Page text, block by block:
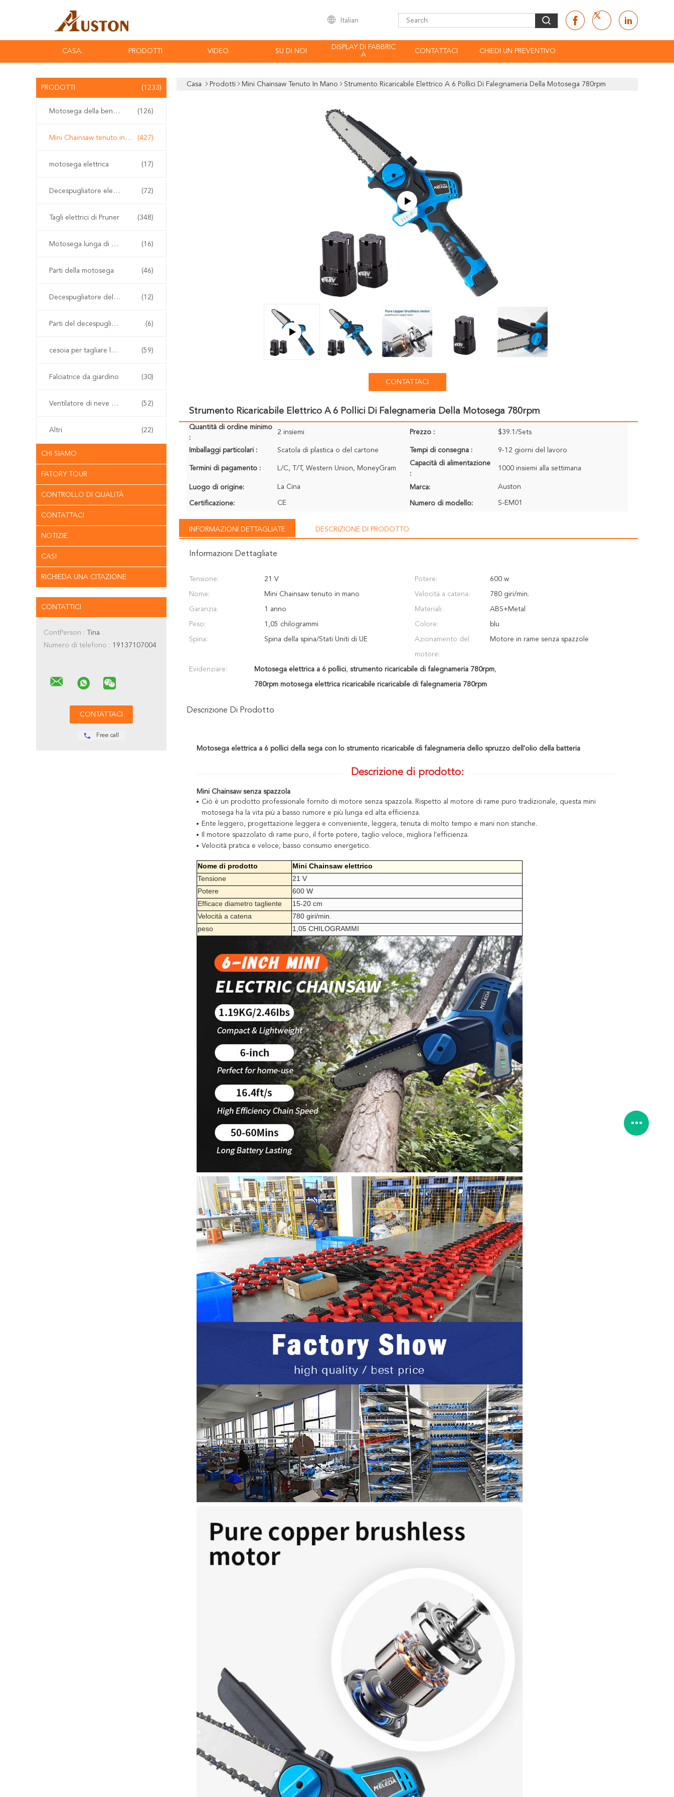
Italian
CASA. PRODOTTI VIDEO SU DI NOI
DISPLAY DI FABBRIC
A
CONTATTACI CHIEDI UN PREVENTIVO
PRODOTTI (1233)
Motosega della benzina (126)
Mini Chainsaw tenuto in mano (427)
motosega elettrica (17)
Decespugliatore elettrico (72)
Tagli elettrici di Pruner (348)
Motosega lunga di Palo (16)
Parti della motosega (46)
Decespugliatore della benzina (12)
Parti del decespugliatore (6)
cesoia per tagliare le siepi senza cordone (59)
Falciatrice da giardino (30)
Ventilatore di neve e della foglia (52)
Altri (22)
CHI SIAMO
FATORY TOUR
CONTROLLO DI QUALITÀ
CONTATTACI
NOTIZIE
CASI
RICHIEDA UNA CITAZIONE
CONTATTICI
ContPerson : Tina
Numero di telefono : 19137107004
Free call
Casa Prodotti Mini Chainsaw Tenuto In Mano Strumento Ricaricabile Elettrico A 6 Pollici Di Falegnameria Della Motosega 780rpm
CONTATTACI
Strumento Ricaricabile Elettrico A 6 Pollici Di Falegnameria Della Motosega 780rpm
Quantità di ordine minimo
:
2 insiemi Prezzo : $39.1/Sets
Imballaggi particolari : Scatola di plastica o del cartone Tempi di consegna : 9-12 giorni del lavoro
Termini di pagamento : L/C, T/T, Western Union, MoneyGram
Capacità di alimentazione
:
1000 insiemi alla settimana
Luogo di origine: La Cina Marca: Auston
Certificazione: CE Numero di modello: S-EM01
INFORMAZIONI DETTAGLIATE DESCRIZIONE DI PRODOTTO
Informazioni Dettagliate
Tensione: 21 V Potere: 600 w
Nome: Mini Chainsaw tenuto in mano Velocità a catena: 780 giri/min.
Garanzia: 1 anno Materiali: ABS+Metal
Peso: 1,05 chilogrammi Colore: blu
Spina: Spina della spina/Stati Uniti di UE Azionamento del
motore:
Motore in rame senza spazzole
Evidenziare: Motosega elettrica a 6 pollici, strumento ricaricabile di falegnameria 780rpm,
780rpm motosega elettrica ricaricabile ricaricabile di falegnameria 780rpm
Descrizione Di Prodotto
Motosega elettrica a 6 pollici della sega con lo strumento ricaricabile di falegnameria dello spruzzo dell'olio della batteria
Descrizione di prodotto:
Mini Chainsaw senza spazzola
Ciò è un prodotto professionale fornito di motore senza spazzola. Rispetto al motore di rame puro tradizionale, questa mini
motosega ha la vita più a basso rumore e più lunga ed alta efficienza.
Ente leggero, progettazione leggera e conveniente, leggera, tenuta di molto tempo e mani non stanche.
Il motore spazzolato di rame puro, il forte potere, taglio veloce, migliora l'efficienza.
Velocità pratica e veloce, basso consumo energetico.
Nome di prodotto
Mini Chainsaw elettrico
Tensione
21 V
Potere
600 W
Efficace diametro tagliente
15-20 cm
Velocità a catena
780 giri/min.
peso
1,05 CHILOGRAMMI